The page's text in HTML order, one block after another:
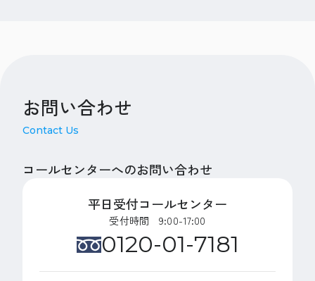
お問い合わせ
Contact Us
コールセンターへのお問い合わせ
平日受付コールセンター
受付時間 9:00-17:00
0120-01-7181